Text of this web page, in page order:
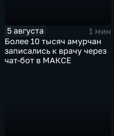
5 августа
1 мин
Более 10 тысяч амурчан
записались к врачу через
чат-бот в МАКСЕ